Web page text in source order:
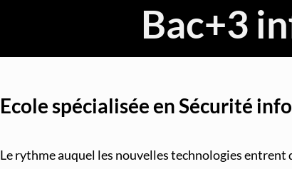
Bac+3
Ecole spécialisée en Sécurité
Le rythme auquel les nouvelles technologies entrent